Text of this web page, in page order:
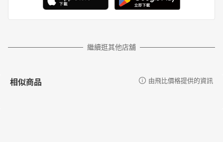
繼續逛其他店舖
相似商品 由飛比價格提供的資訊